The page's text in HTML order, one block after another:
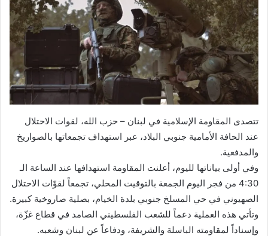
تتصدى المقاومة الإسلامية في لبنان – حزب الله، لقوات الاحتلال
عند الحافة الأمامية جنوبي البلاد، عبر استهداف تجمعاتها بالصواريخ
والمدفعية.
وفي أولى بياناتها لليوم، أعلنت المقاومة استهدافها عند الساعة الـ
4:30 من فجر اليوم الجمعة بالتوقيت المحلي، ‏تجمعاً لقوّات الاحتلال
الصهيوني في حي المسلخ جنوبي بلدة الخيام، بصلية صاروخية كبيرة.
وتأتي هذه العملية دعماً للشعب الفلسطيني الصامد في قطاع غزّة،
وإسناداً لمقاومته الباسلة ‌‏‌‏‌والشريفة، ودفاعاً عن لبنان ‌‏وشعبه.